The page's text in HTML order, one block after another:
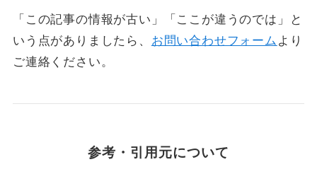
「この記事の情報が古い」「ここが違うのでは」と
いう点がありましたら、 お問い合わせフォーム より
ご連絡ください。
参考・引用元について